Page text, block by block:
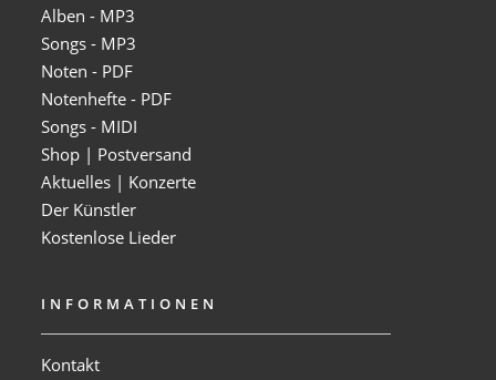
Alben - MP3
Songs - MP3
Noten - PDF
Notenhefte - PDF
Songs - MIDI
Shop | Postversand
Aktuelles | Konzerte
Der Künstler
Kostenlose Lieder
INFORMATIONEN
Kontakt